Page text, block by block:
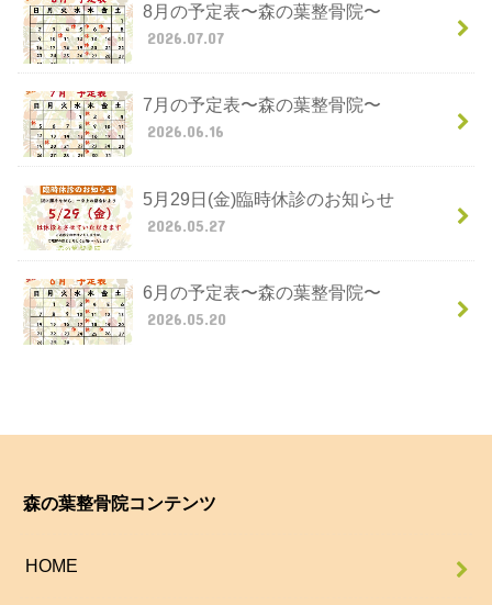
8月の予定表〜森の葉整骨院〜
2026.07.07
7月の予定表〜森の葉整骨院〜
2026.06.16
5月29日(金)臨時休診のお知らせ
2026.05.27
6月の予定表〜森の葉整骨院〜
2026.05.20
森の葉整骨院コンテンツ
HOME